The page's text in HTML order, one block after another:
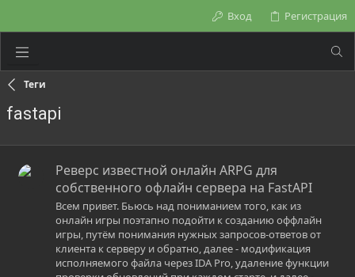
Вход Регистрация
Теги
fastapi
Реверс известной онлайн ARPG для
собственного офлайн сервера на FastAPI
Всем привет. Бьюсь над пониманием того, как из
онлайн игры поэтапно подойти к созданию оффлайн
игры, путём понимания нужных запросов-ответов от
клиента к серверу и обратно, далее - модификация
исполняемого файла через IDA Pro, удаление функции